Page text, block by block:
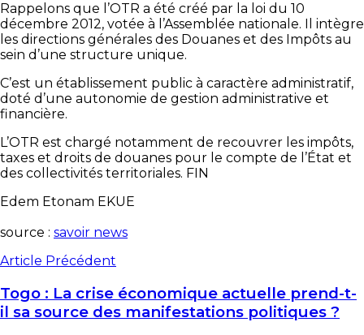
Rappelons que l’OTR a été créé par la loi du 10
décembre 2012, votée à l’Assemblée nationale. Il intègre
les directions générales des Douanes et des Impôts au
sein d’une structure unique.
C’est un établissement public à caractère administratif,
doté d’une autonomie de gestion administrative et
financière.
L’OTR est chargé notamment de recouvrer les impôts,
taxes et droits de douanes pour le compte de l’État et
des collectivités territoriales. FIN
Edem Etonam EKUE
source : savoir news
Article Précédent
Togo : La crise économique actuelle prend-t-
il sa source des manifestations politiques ?